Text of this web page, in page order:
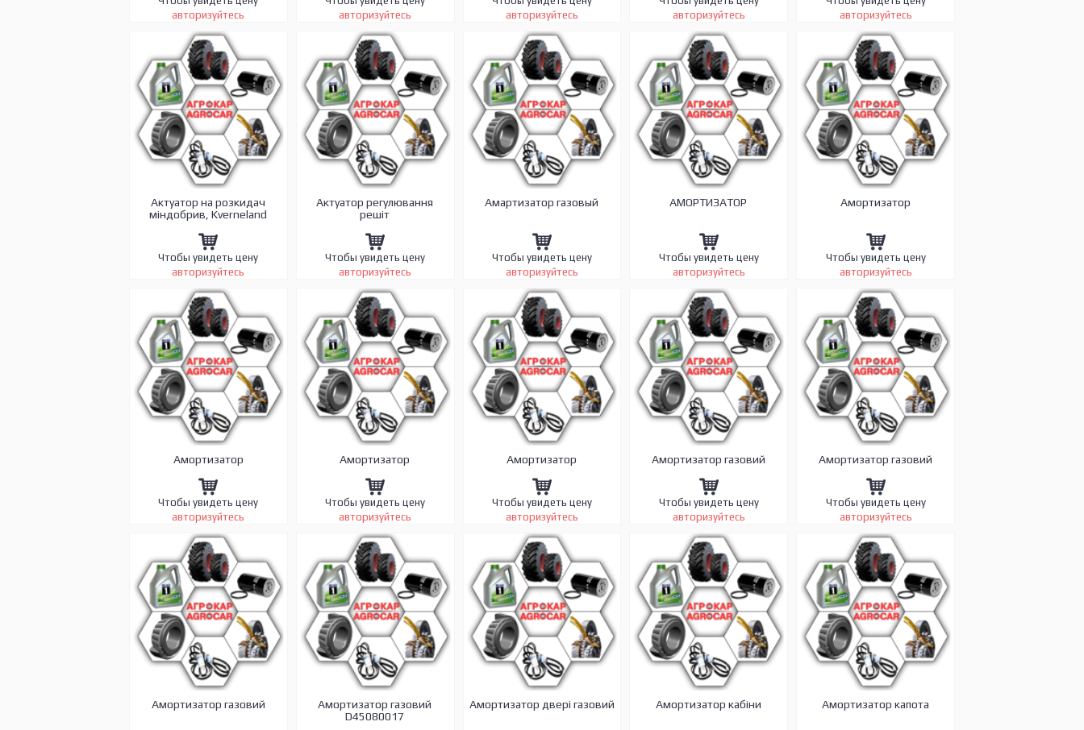
авторизуйтесь
авторизуйтесь
авторизуйтесь
авторизуйтесь
авторизуйтесь
Актуатор на розкидач
міндобрив, Kverneland
Чтобы увидеть цену
авторизуйтесь
Актуатор регулювання
решіт
Чтобы увидеть цену
авторизуйтесь
Амартизатор газовый
Чтобы увидеть цену
авторизуйтесь
АМОРТИЗАТОР
Чтобы увидеть цену
авторизуйтесь
Амортизатор
Чтобы увидеть цену
авторизуйтесь
Амортизатор
Чтобы увидеть цену
авторизуйтесь
Амортизатор
Чтобы увидеть цену
авторизуйтесь
Амортизатор
Чтобы увидеть цену
авторизуйтесь
Амортизатор газовий
Чтобы увидеть цену
авторизуйтесь
Амортизатор газовий
Чтобы увидеть цену
авторизуйтесь
Амортизатор газовий
Амортизатор газовий
D45080017
Амортизатор двері газовий Амортизатор кабіни Амортизатор капота